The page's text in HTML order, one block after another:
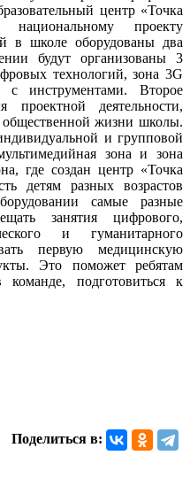
центр «Точка
национальному проекту
в школе оборудованы два
будут организованы 3
технологий, зона 3G
инструментами. Второе
проектной деятельности,
общественной жизни школы.
и групповой
зона и зона
где создан центр «Точка
детям разных возрастов
самые разные
занятия цифрового,
и гуманитарного
первую медицинскую
Это поможет ребятам
подготовиться к
Поделиться в: